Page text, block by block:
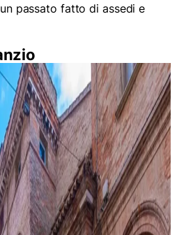
passato fatto di assedi e